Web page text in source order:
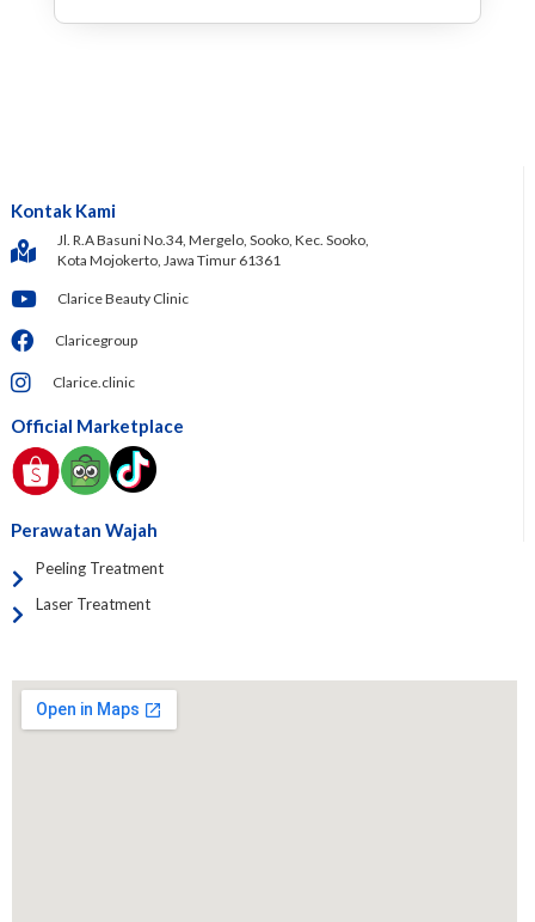
Kontak Kami
Jl. R.A Basuni No.34, Mergelo, Sooko, Kec. Sooko,
Kota Mojokerto, Jawa Timur 61361
Clarice Beauty Clinic
Claricegroup
Clarice.clinic
Official Marketplace
Perawatan Wajah
Peeling Treatment
Laser Treatment